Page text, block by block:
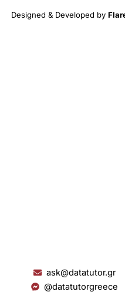
Designed & Developed by
ask@datatutor.gr
@datatutorgreece